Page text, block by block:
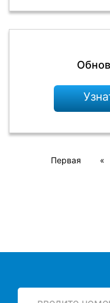
Первая «